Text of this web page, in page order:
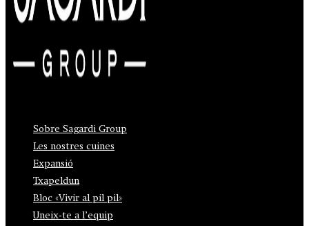
Sobre Sagardi Group
Les nostres cuines
Expansió
Txapeldun
Bloc «Vivir al pil pil»
Uneix-te a l’equip